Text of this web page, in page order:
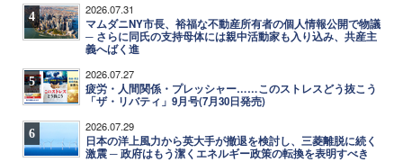
4 2026.07.31
マムダニNY市長、裕福な不動産所有者の個人情報公開で物議
─ さらに同氏の支持母体には親中活動家も入り込み、共産主
義へばく進
5 2026.07.27
疲労・人間関係・プレッシャー……このストレスどう抜こう
「ザ・リバティ」9月号(7月30日発売)
6 2026.07.29
日本の洋上風力から英大手が撤退を検討し、三菱離脱に続く
激震 ─ 政府はもう潔くエネルギー政策の転換を表明すべき